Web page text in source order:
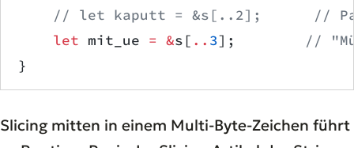
// let kaputt = &s[..2];      //
    let
mit_ue = &s[ .. 3];
//
}
Slicing mitten in einem Multi-Byte-Zeichen führt